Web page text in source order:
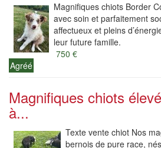
Magnifiques chiots Border
avec soin et parfaitement
affectueux et pleins
leur future famille.
750 €
Agréé
Magnifiques chiots
à...
Texte vente chiot Nos
bernois de pure race,